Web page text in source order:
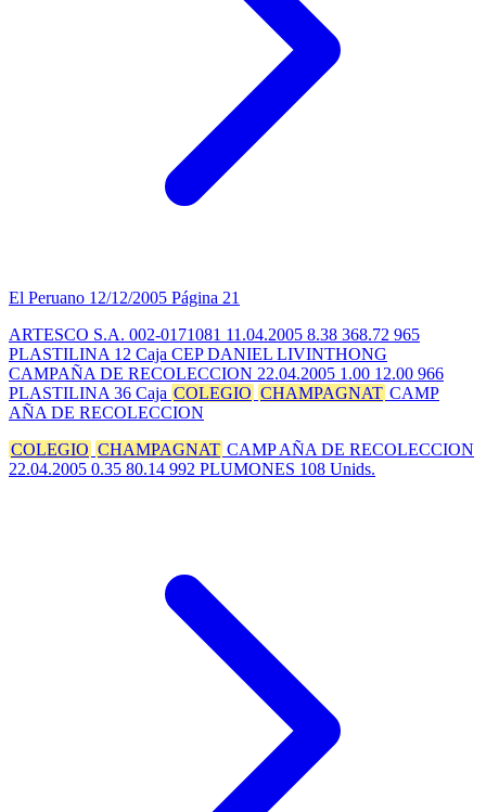
El Peruano 12/12/2005 Página 21
ARTESCO S.A. 002-0171081 11.04.2005 8.38 368.72 965
PLASTILINA 12 Caja CEP DANIEL LIVINTHONG
CAMPAÑA DE RECOLECCION 22.04.2005 1.00 12.00 966
PLASTILINA 36 Caja COLEGIO CHAMPAGNAT CAMP
AÑA DE RECOLECCION
COLEGIO CHAMPAGNAT CAMP AÑA DE RECOLECCION
22.04.2005 0.35 80.14 992 PLUMONES 108 Unids.